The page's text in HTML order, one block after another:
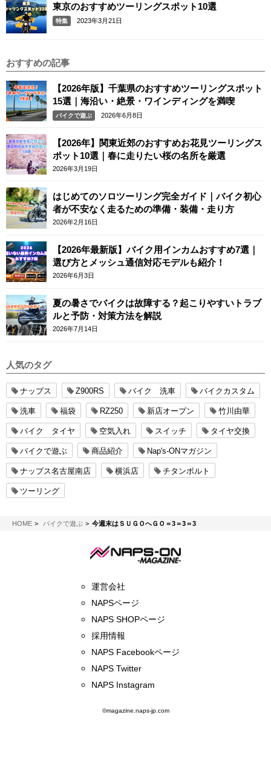
東京のおすすめツーリングスポット10選
特集 2023年3月21日
おすすめの記事
【2026年版】千葉県のおすすめツーリングスポット
15選｜海沿い・絶景・ワインディングを満喫
バイクで遊ぶ 2026年6月8日
【2026年】関東近郊のおすすめお花見ツーリングス
ポット10選｜春に走りたい桜の名所を厳選
2026年3月19日
はじめてのソロツーリング完全ガイド｜バイク初心
者が不安なく走るための準備・装備・走り方
2026年2月16日
【2026年最新版】バイク用インカムおすすめ7選｜
選び方とメッシュ通信対応モデルも紹介！
2026年6月3日
夏の暑さでバイクは故障する？起こりやすいトラブ
ルと予防・対策方法を解説
2026年7月14日
人気のタグ
ナップス Z900RS バイク 洗車 バイクカスタム
洗車 福袋 RZ250 新店オープン 竹川由華
バイク タイヤ 空気入れ スイッチ タイヤ交換
バイクで遊ぶ 商品紹介 Nap's-ONマガジン
ナップス名古屋南店 横浜店 チタンボルト
ツーリング
HOMENAPS-ON マガジン
バイクで遊ぶ 今週末はＳＵＧＯへＧＯ＝3＝3＝3
運営会社
NAPSページ
NAPS SHOPページ
採用情報
NAPS Facebookページ
NAPS Twitter
NAPS Instagram
©magazine.naps-jp.com